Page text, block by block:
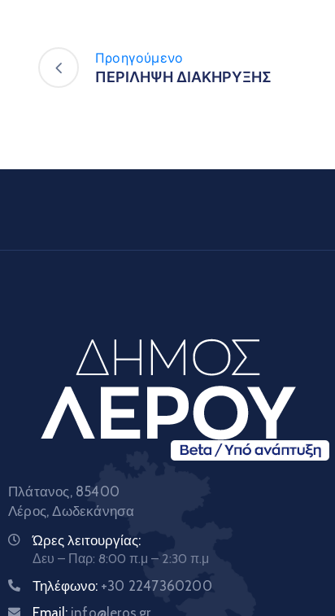
Προηγούμενο
ΠΕΡΙΛΗΨΗ ΔΙΑΚΗΡΥΞΗΣ
Πλάτανος, 85400
Λέρος, Δωδεκάνησα
Ώρες λειτουργίας:
Δευ – Παρ: 8:00 π.μ – 2:30 π.μ
Τηλέφωνο: +30 2247360200